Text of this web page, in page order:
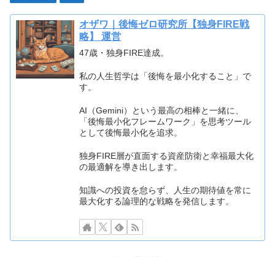
オザワ｜後悔ゼロ研究所【独身FIRE戦
略】 運営
47歳・独身FIRE達成。
私の人生哲学は「後悔を最小化すること」で
す。
AI（Gemini）という最高の相棒と一緒に、
「後悔最小化フレームワーク」を思考ツール
として後悔最小化を追求。
独身FIRE層が直面する資産防衛と幸福最大化
の最適解を導き出します。
知識への投資を怠らず、人生の期待値を常に
最大化する論理的な戦略を発信します。